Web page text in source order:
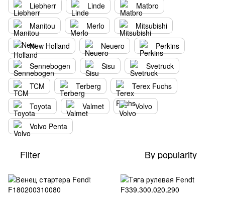
Liebherr
Linde
Matbro
Manitou
Merlo
Mitsubishi
New Holland
Neuero
Perkins
Sennebogen
Sisu
Svetruck
TCM
Terberg
Terex Fuchs
Toyota
Valmet
Volvo
Volvo Penta
Filter By popularity